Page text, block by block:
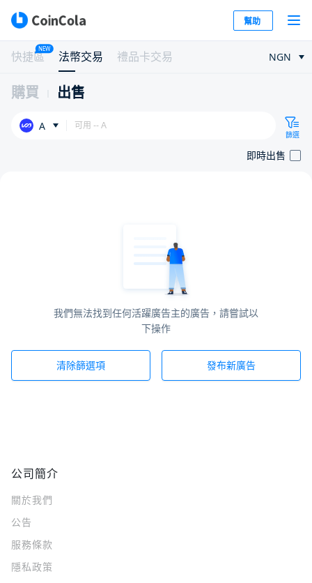
幫助
快捷區
NEW
法幣交易 禮品卡交易 NGN
購買 出售
A
篩選
即時出售
我們無法找到任何活躍廣告主的廣告，請嘗試以
下操作
清除篩選項 發布新廣告
公司簡介
關於我們
公告
服務條款
隱私政策